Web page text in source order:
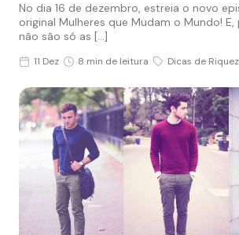
No dia 16 de dezembro, estreia o novo
original Mulheres que Mudam o Mundo!
não são só as […]
11 Dez 8 min de leitura Dicas de